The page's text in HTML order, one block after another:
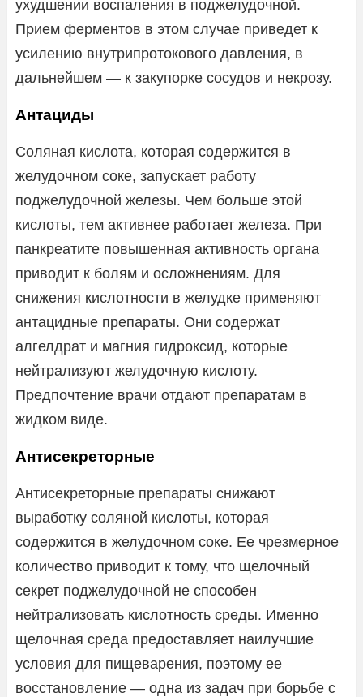
ухудшении воспаления в поджелудочной.
Прием ферментов в этом случае приведет к
усилению внутрипротокового давления, в
дальнейшем — к закупорке сосудов и некрозу.
Антациды
Соляная кислота, которая содержится в
желудочном соке, запускает работу
поджелудочной железы. Чем больше этой
кислоты, тем активнее работает железа. При
панкреатите повышенная активность органа
приводит к болям и осложнениям. Для
снижения кислотности в желудке применяют
антацидные препараты. Они содержат
алгелдрат и магния гидроксид, которые
нейтрализуют желудочную кислоту.
Предпочтение врачи отдают препаратам в
жидком виде.
Антисекреторные
Антисекреторные препараты снижают
выработку соляной кислоты, которая
содержится в желудочном соке. Ее чрезмерное
количество приводит к тому, что щелочный
секрет поджелудочной не способен
нейтрализовать кислотность среды. Именно
щелочная среда предоставляет наилучшие
условия для пищеварения, поэтому ее
восстановление — одна из задач при борьбе с